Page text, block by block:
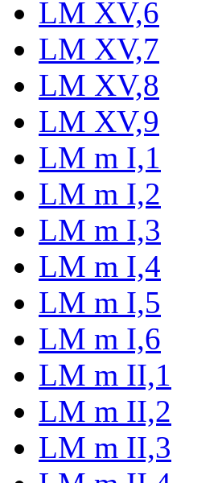
LM XV,6
LM XV,7
LM XV,8
LM XV,9
LM m I,1
LM m I,2
LM m I,3
LM m I,4
LM m I,5
LM m I,6
LM m II,1
LM m II,2
LM m II,3